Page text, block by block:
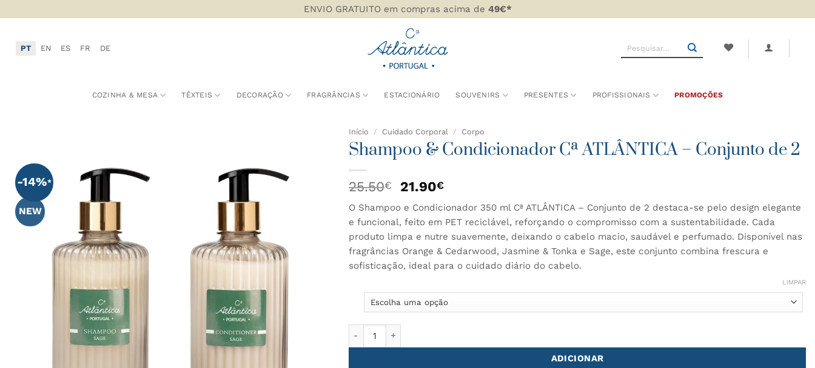
to
ENVIO GRATUITO em compras acima de 49€*
PT EN ES FR DE
Pesquisar
COZINHA & MESA TÊXTEIS DECORAÇÃO FRAGRÂNCIAS ESTACIONÁRIO SOUVENIRS PRESENTES PROFISSIONAIS PROMOÇÕES
-14%
NEW
AOS
Início / Cuidado Corporal / Corpo
Shampoo & Condicionador Cª ATLÂNTICA – Conjunto de 2
25.50€
O
original
era:
25.50€.
21.90€O
atual
é:
21.90€.
O Shampoo e Condicionador 350 ml Cª ATLÂNTICA – Conjunto de 2 destaca-se pelo design elegante
e funcional, feito em PET reciclável, reforçando o compromisso com a sustentabilidade. Cada
produto limpa e nutre suavemente, deixando o cabelo macio, saudável e perfumado. Disponível nas
fragrâncias Orange & Cedarwood, Jasmine & Tonka e Sage, este conjunto combina frescura e
sofisticação, ideal para o cuidado diário do cabelo.
LIMPAR
ADICIONAR